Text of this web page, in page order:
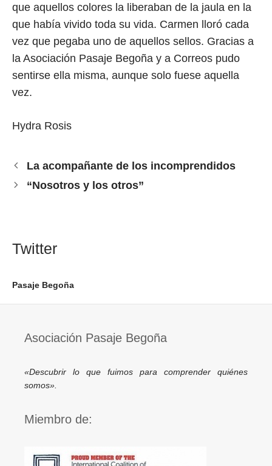
que aquellos colores la liberaban de la jaula en la
que había vivido toda su vida. Carmen lloró cada
vez que pegaba uno de aquellos sellos. Gracias a
la Asociación Pasaje Begoña y a Correos pudo
sentirse ella misma, aunque solo fuese aquella
vez.
Hydra Rosis
La acompañante de los incomprendidos
“Nosotros y los otros”
Twitter
Pasaje Begoña
Asociación Pasaje Begoña
«Descubrir lo que fuimos para comprender quiénes
somos».
Miembro de: